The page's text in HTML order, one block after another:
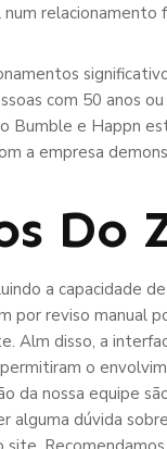
relacionamento
com 50 anos
Bumble e Happn
a empresa
Do
a capacidade
reviso manual
Alm disso, a
o
da nossa equipe
dúvida